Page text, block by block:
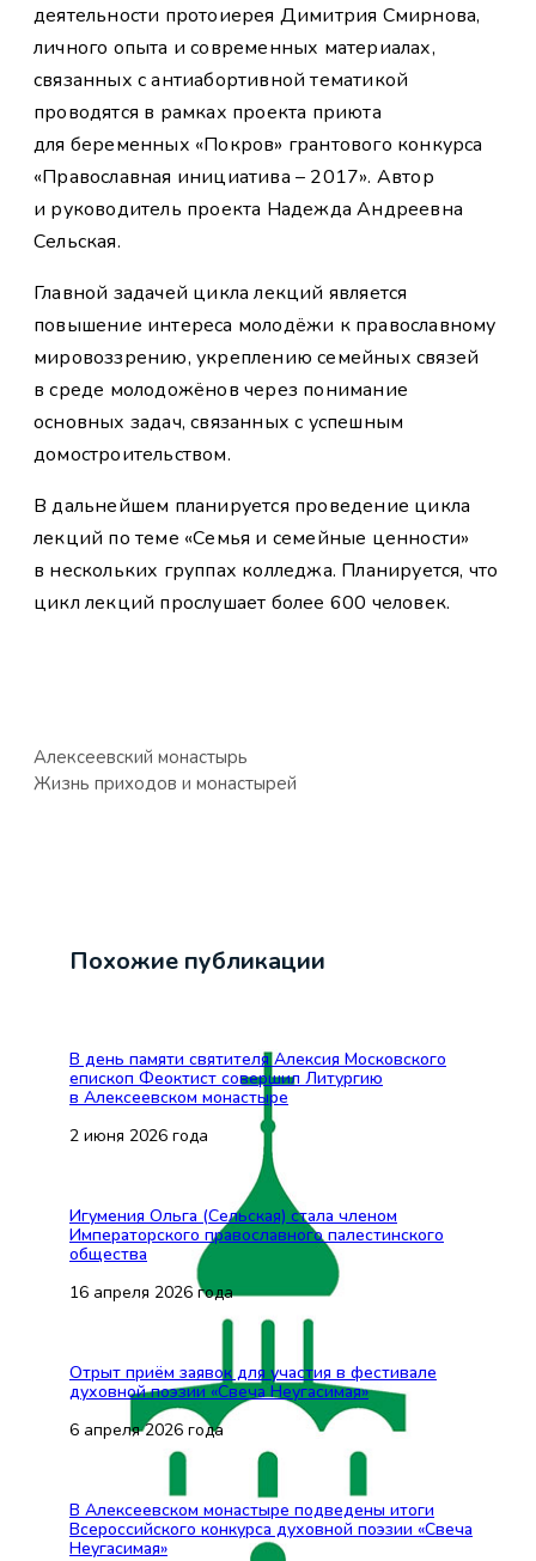
деятельности протоиерея Димитрия Смирнова,
личного опыта и современных материалах,
связанных с антиабортивной тематикой
проводятся в рамках проекта приюта
для беременных «Покров» грантового конкурса
«Православная инициатива – 2017». Автор
и руководитель проекта Надежда Андреевна
Сельская.
Главной задачей цикла лекций является
повышение интереса молодёжи к православному
мировоззрению, укреплению семейных связей
в среде молодожёнов через понимание
основных задач, связанных с успешным
домостроительством.
В дальнейшем планируется проведение цикла
лекций по теме «Семья и семейные ценности»
в нескольких группах колледжа. Планируется, что
цикл лекций прослушает более 600 человек.
Алексеевский монастырь
Жизнь приходов и монастырей
Похожие публикации
В день памяти святителя Алексия Московского
епископ Феоктист совершил Литургию
в Алексеевском монастыре
2 июня 2026 года
Игумения Ольга (Сельская) стала членом
Императорского православного палестинского
общества
16 апреля 2026 года
Отрыт приём заявок для участия в фестивале
духовной поэзии «Свеча Неугасимая»
6 апреля 2026 года
В Алексеевском монастыре подведены итоги
Всероссийского конкурса духовной поэзии «Свеча
Неугасимая»